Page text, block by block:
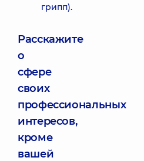
грипп).
Расскажите
о
сфере
своих
профессиональных
интересов,
кроме
вашей